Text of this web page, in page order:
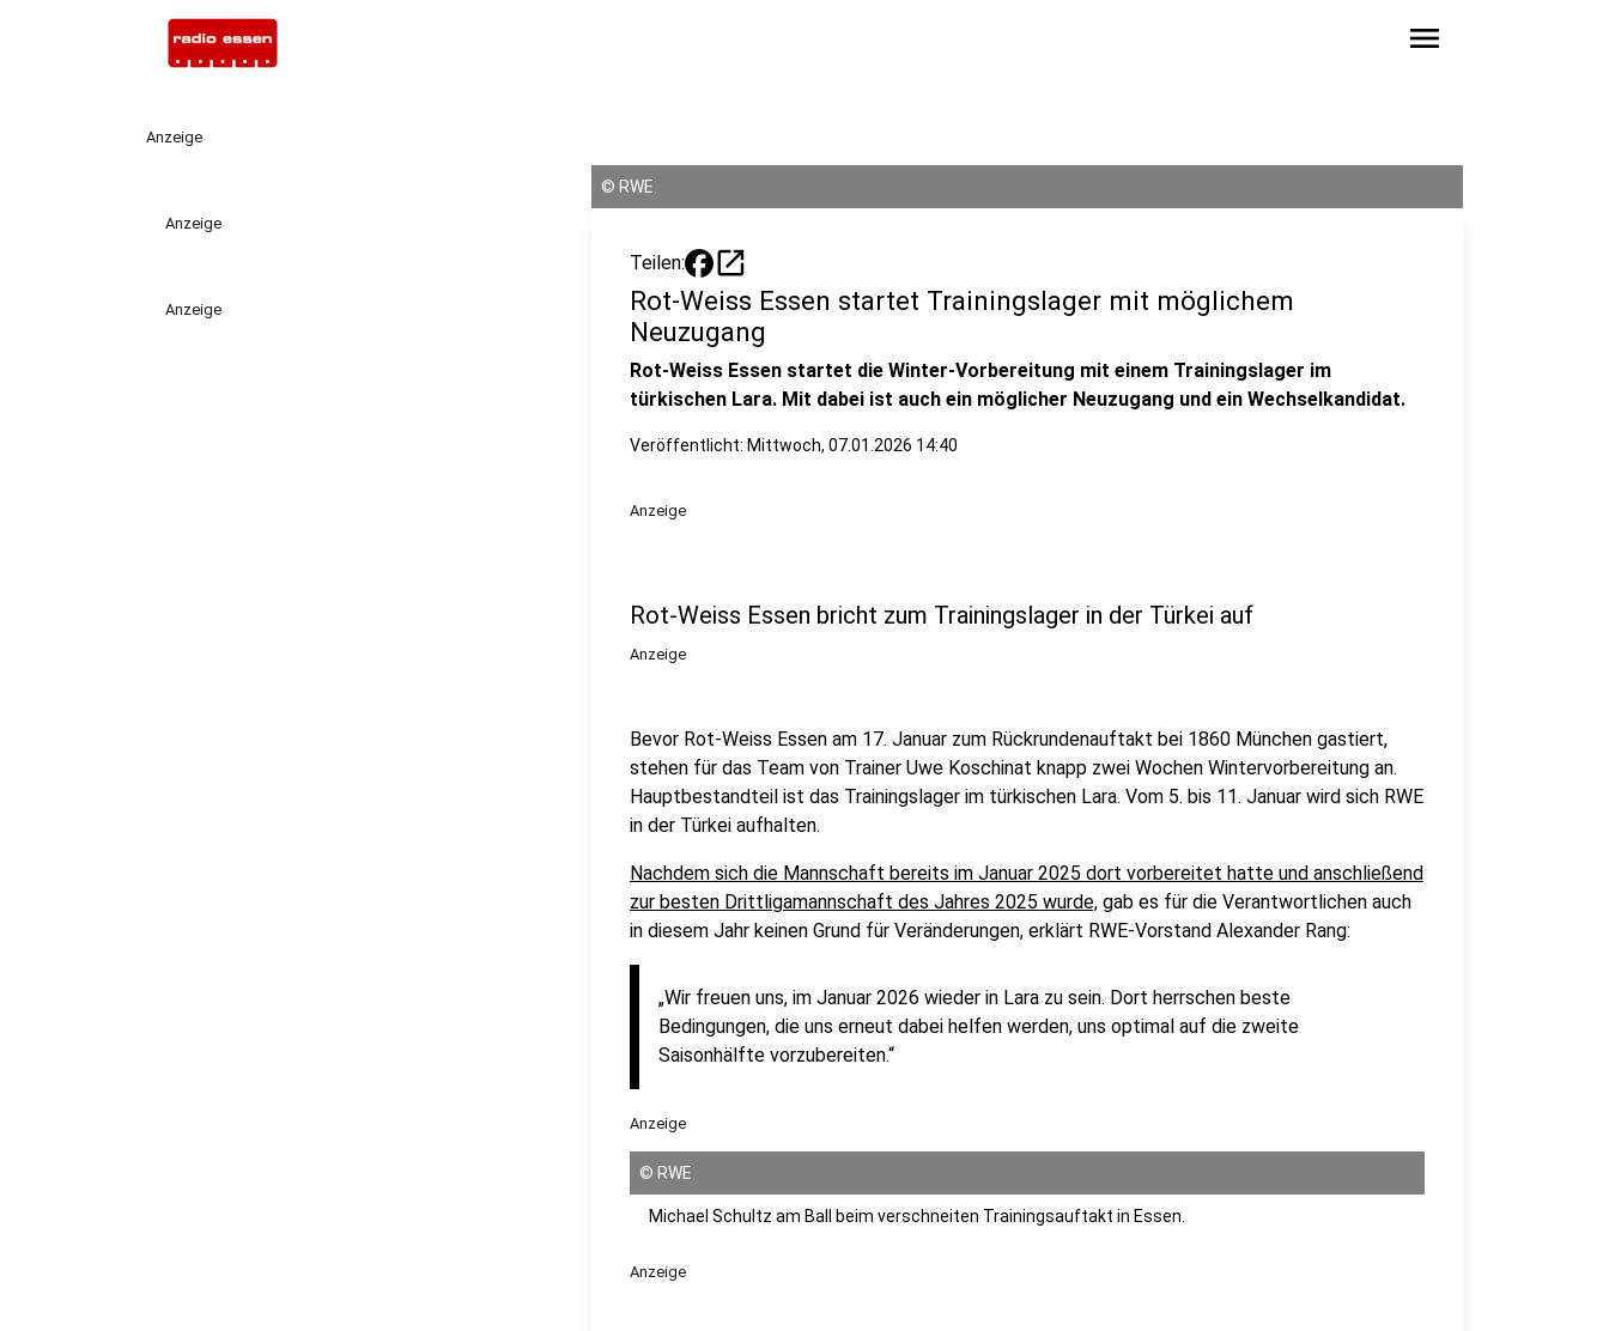
menu
Anzeige
Anzeige
Anzeige
© RWE
Teilen: open_in_new
Rot-Weiss Essen startet Trainingslager mit möglichem
Neuzugang
Rot-Weiss Essen startet die Winter-Vorbereitung mit einem Trainingslager im
türkischen Lara. Mit dabei ist auch ein möglicher Neuzugang und ein Wechselkandidat.
Veröffentlicht: Mittwoch, 07.01.2026 14:40
Anzeige
Rot-Weiss Essen bricht zum Trainingslager in der Türkei auf
Anzeige
Bevor Rot-Weiss Essen am 17. Januar zum Rückrundenauftakt bei 1860 München gastiert,
stehen für das Team von Trainer Uwe Koschinat knapp zwei Wochen Wintervorbereitung an.
Hauptbestandteil ist das Trainingslager im türkischen Lara. Vom 5. bis 11. Januar wird sich RWE
in der Türkei aufhalten.
Nachdem sich die Mannschaft bereits im Januar 2025 dort vorbereitet hatte und anschließend
zur besten Drittligamannschaft des Jahres 2025 wurde, gab es für die Verantwortlichen auch
in diesem Jahr keinen Grund für Veränderungen, erklärt RWE-Vorstand Alexander Rang:
„Wir freuen uns, im Januar 2026 wieder in Lara zu sein. Dort herrschen beste
Bedingungen, die uns erneut dabei helfen werden, uns optimal auf die zweite
Saisonhälfte vorzubereiten.“
Anzeige
© RWE
Michael Schultz am Ball beim verschneiten Trainingsauftakt in Essen.
Anzeige